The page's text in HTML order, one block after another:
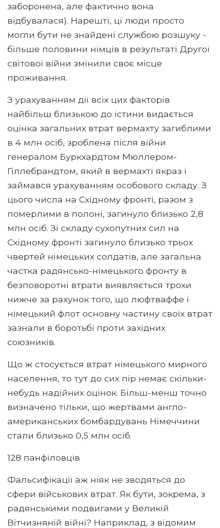
заборонена, але фактично вона
відбувалася). Нарешті, ці люди просто
могли бути не знайдені службою розшуку -
більше половини німців в результаті Другої
світової війни змінили своє місце
проживання.
З урахуванням дії всіх цих факторів
найбільш близькою до істини видається
оцінка загальних втрат вермахту загиблими
в 4 млн осіб, зроблена після війни
генералом Буркхардтом Мюллером-
Гіллебрандтом, який в вермахті якраз і
займався урахуванням особового складу. З
цього числа на Східному фронті, разом з
померлими в полоні, загинуло близько 2,8
млн осіб. Зі складу сухопутних сил на
Східному фронті загинуло близько трьох
чвертей німецьких солдатів, але загальна
частка радянсько-німецького фронту в
безповоротні втрати виявляється трохи
нижче за рахунок того, що люфтваффе і
німецький флот основну частину своїх втрат
зазнали в боротьбі проти західних
союзників.
Що ж стосується втрат німецького мирного
населення, то тут до сих пір немає скільки-
небудь надійних оцінок. Більш-менш точно
визначено тільки, що жертвами англо-
американських бомбардувань Німеччини
стали близько 0,5 млн осіб.
128 панфіловців
Фальсифікації аж ніяк не зводяться до
сфери військових втрат. Як бути, зокрема, з
радянськими подвигами у Великій
Вітчизняній війні? Наприклад, з відомим